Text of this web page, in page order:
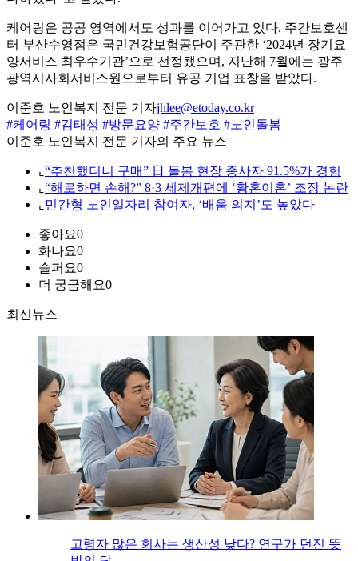
케어링은 공공 영역에서도 성과를 이어가고 있다. 주간보호센
터 부산수영점은 국민건강보험공단이 주관한 ‘2024년 장기요
양서비스 최우수기관’으로 선정됐으며, 지난해 7월에는 광주
광역시사회서비스원으로부터 유공 기업 표창을 받았다.
이준호 노인복지 전문 기자jhlee@etoday.co.kr
#케어링 #김태성 #방문요양 #주간보호 #노인돌봄
이준호 노인복지 전문 기자의 주요 뉴스
⌞ “추천했더니 구매” 日 돌봄 현장 종사자 91.5%가 경험
⌞ “해로하면 손해?” 8·3 세제개편에 ‘황혼이혼’ 조장 논란
⌞ 민간형 노인일자리 참여자, ‘배움 의지’도 높았다
좋아요0
화나요0
슬퍼요0
더 궁금해요0
최신뉴스
고령자 많은 회사는 생산성 낮다? 연구가 던진 뜻